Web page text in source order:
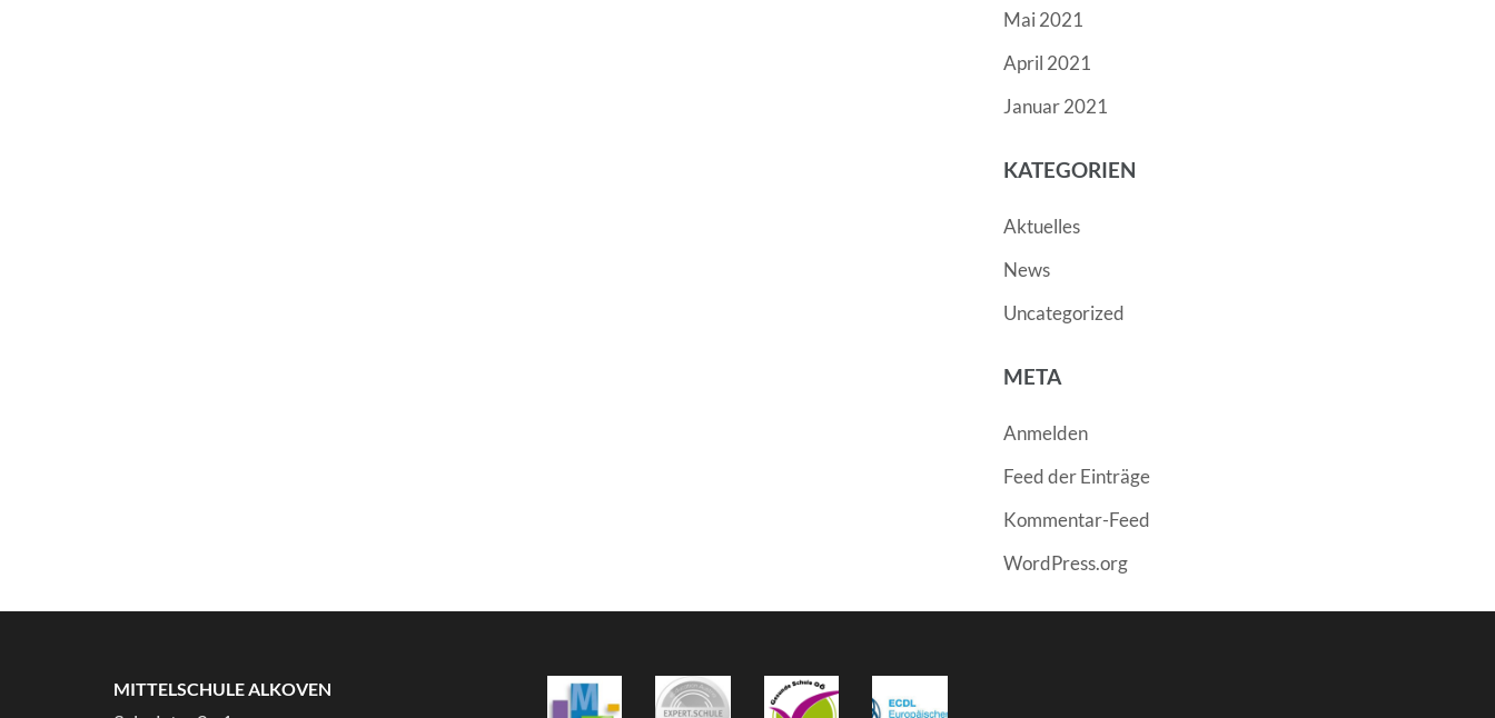
Mai 2021
April 2021
Januar 2021
KATEGORIEN
Aktuelles
News
Uncategorized
META
Anmelden
Feed der Einträge
Kommentar-Feed
WordPress.org
MITTELSCHULE ALKOVEN